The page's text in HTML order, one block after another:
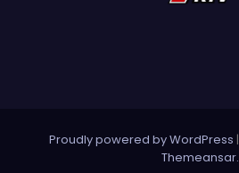
Proudly powered by WordPress |
Themeansar.